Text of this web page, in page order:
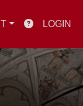
IT LOGIN